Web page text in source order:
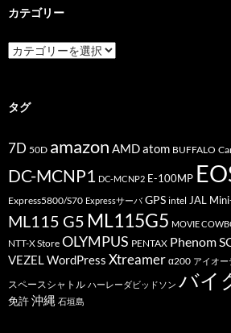
カテゴリー
カ
テ
ー
タグ
7D 50D amazon AMDatom BUFFALO
DC-MCNP1 DC-MCNP2 E-100MP
Express5800/S70 Expressサーバ GPS intel JAL
ML115 G5 ML115G5 MOVIE
NTT-X Store OLYMPUS PENTAX Phenom
VEZELWordPress Xtreamer α200 アイオー
スペースシャトル ハーレーダビッドソン バイ
免許沖縄 石垣島